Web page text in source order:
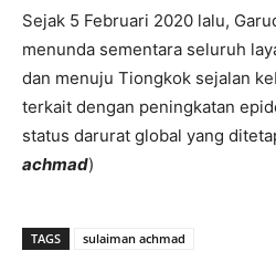
Sejak 5 Februari 2020 lalu,
menunda sementara seluruh
dan menuju Tiongkok sejalan
terkait dengan peningkatan
status darurat global yang
achmad)
TAGS sulaiman achmad